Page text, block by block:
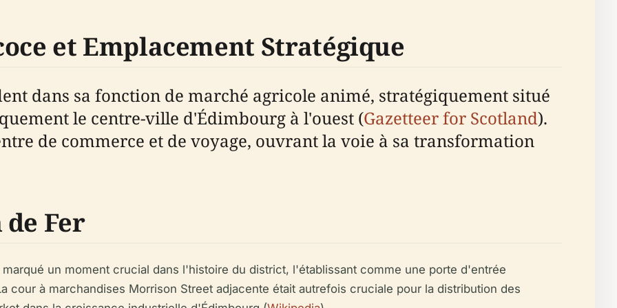
et Emplacement Stratégique
dans sa fonction de marché agricole animé, stratégiquement situé
le centre-ville d'Édimbourg à l'ouest (Gazetteer for Scotland).
de commerce et de voyage, ouvrant la voie à sa transformation
Fer
un moment crucial dans l'histoire du district, l'établissant comme une porte d'entrée
cour à marchandises Morrison Street adjacente était autrefois cruciale pour la distribution des